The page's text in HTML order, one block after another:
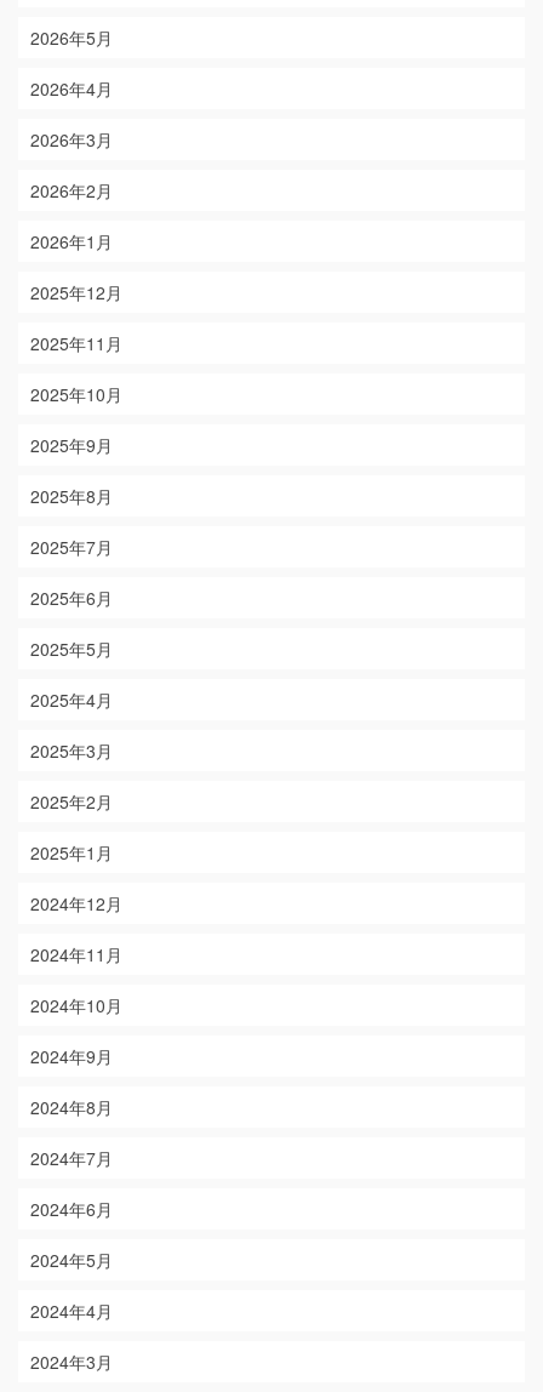
2026年5月
2026年4月
2026年3月
2026年2月
2026年1月
2025年12月
2025年11月
2025年10月
2025年9月
2025年8月
2025年7月
2025年6月
2025年5月
2025年4月
2025年3月
2025年2月
2025年1月
2024年12月
2024年11月
2024年10月
2024年9月
2024年8月
2024年7月
2024年6月
2024年5月
2024年4月
2024年3月